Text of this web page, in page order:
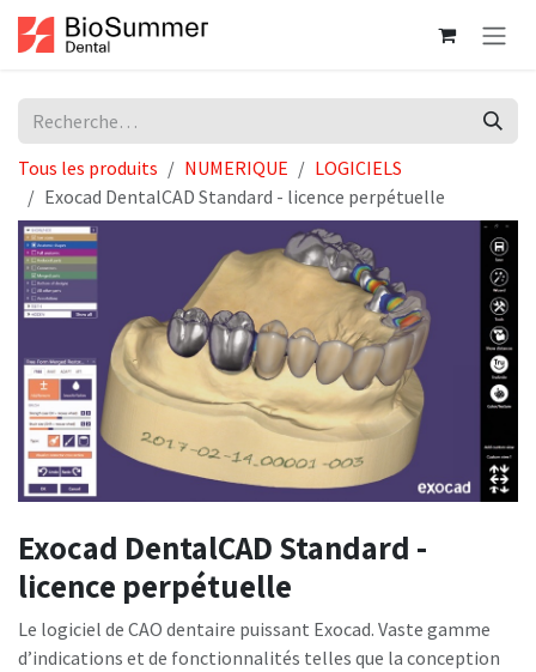
Se rendre au contenu
Tous les produits NUMERIQUE
LOGICIELS
Exocad DentalCAD Standard - licence perpétuelle
Exocad DentalCAD Standard -
licence perpétuelle
Le logiciel de CAO dentaire puissant Exocad. Vaste gamme
d’indications et de fonctionnalités telles que la conception